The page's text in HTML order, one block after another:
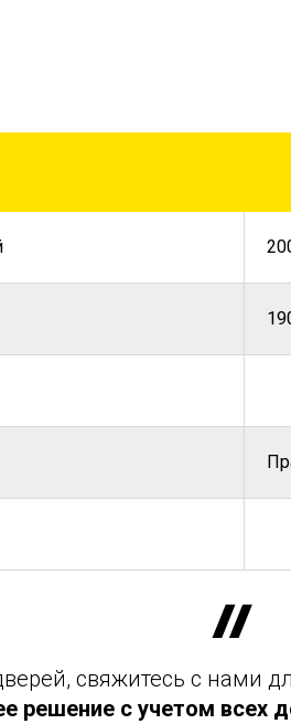
свяжитесь с нами
решение с учетом всех